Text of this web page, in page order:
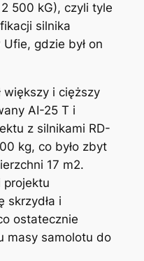
500 kG), czyli tyle
silnika
gdzie był on
większy i cięższy
AI-25 T i
z silnikami RD-
kg, co było zbyt
17 m2.
projektu
skrzydła i
ostatecznie
masy samolotu do